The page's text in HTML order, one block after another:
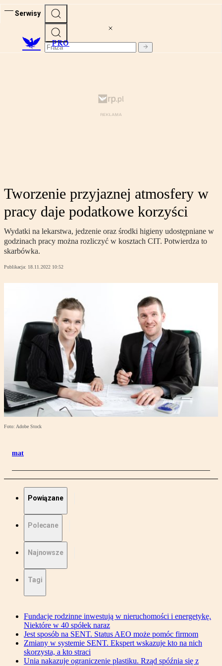
Serwisy
PRO
Tworzenie przyjaznej atmosfery w
pracy daje podatkowe korzyści
Wydatki na lekarstwa, jedzenie oraz środki higieny udostępniane w
godzinach pracy można rozliczyć w kosztach CIT. Potwierdza to
skarbówka.
Publikacja: 18.11.2022 10:52
Foto: Adobe Stock
mat
Powiązane
Polecane
Najnowsze
Tagi
Fundacje rodzinne inwestują w nieruchomości i energetykę.
Niektóre w 40 spółek naraz
Jest sposób na SENT. Status AEO może pomóc firmom
Zmiany w systemie SENT. Ekspert wskazuje kto na nich
skorzysta, a kto straci
Unia nakazuje ograniczenie plastiku. Rząd spóźnia się z